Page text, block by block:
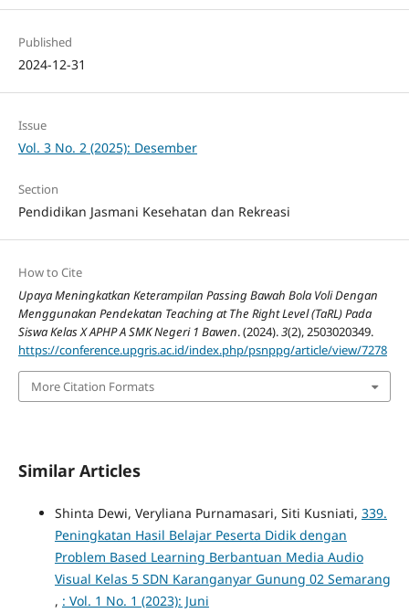
Published
2024-12-31
Issue
Vol. 3 No. 2 (2025): Desember
Section
Pendidikan Jasmani Kesehatan dan Rekreasi
How to Cite
Upaya Meningkatkan Keterampilan Passing Bawah Bola Voli Dengan
Menggunakan Pendekatan Teaching at The Right Level (TaRL) Pada
Siswa Kelas X APHP A SMK Negeri 1 Bawen. (2024).3(2), 2503020349.
https://conference.upgris.ac.id/index.php/psnppg/article/view/7278
More Citation Formats
Similar Articles
Shinta Dewi, Veryliana Purnamasari, Siti Kusniati, 339.
Peningkatan Hasil Belajar Peserta Didik dengan
Problem Based Learning Berbantuan Media Audio
Visual Kelas 5 SDN Karanganyar Gunung 02 Semarang
, : Vol. 1 No. 1 (2023): Juni